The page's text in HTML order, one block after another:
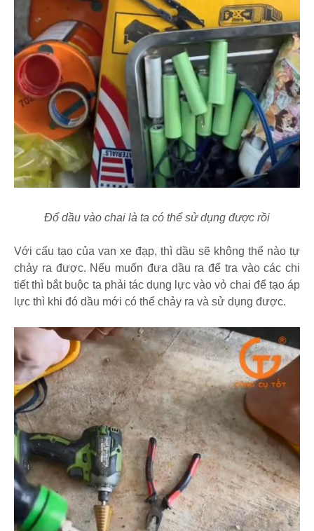
Đổ dầu vào chai là ta có thể sử dụng được rồi
Với cấu tạo của van xe đạp, thì dầu sẽ không thể nào tự
chảy ra được. Nếu muốn đưa dầu ra để tra vào các chi
tiết thì bắt buộc ta phải tác dụng lực vào vỏ chai để tạo áp
lực thì khi đó dầu mới có thể chảy ra và sử dụng được.